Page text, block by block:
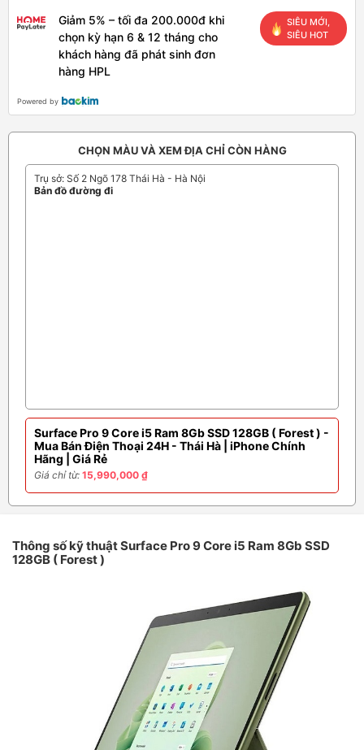
Giảm 5% – tối đa 200.000đ khi
chọn kỳ hạn 6 & 12 tháng cho
khách hàng đã phát sinh đơn
hàng HPL
SIÊU MỚI,
SIÊU HOT
Powered by
CHỌN MÀU VÀ XEM ĐỊA CHỈ CÒN HÀNG
Trụ sở: Số 2 Ngõ 178 Thái Hà - Hà Nội
Bản đồ đường đi
Surface Pro 9 Core i5 Ram 8Gb SSD 128GB ( Forest ) -
Mua Bán Điện Thoại 24H - Thái Hà | iPhone Chính
Hãng | Giá Rẻ
Giá chỉ từ: 15,990,000 ₫
Thông số kỹ thuật Surface Pro 9 Core i5 Ram 8Gb SSD
128GB ( Forest )